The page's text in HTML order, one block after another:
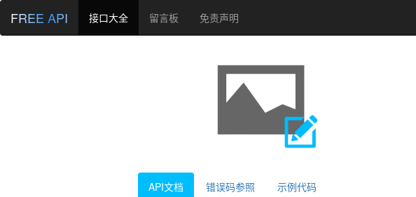
FREE API 接口大全 留言板 免责声明
API文档 错误码参照 示例代码